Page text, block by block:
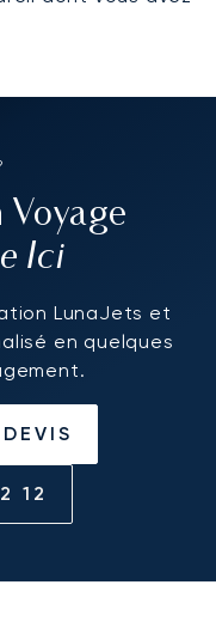
Voyage
Ici
LunaJets et
en quelques
12